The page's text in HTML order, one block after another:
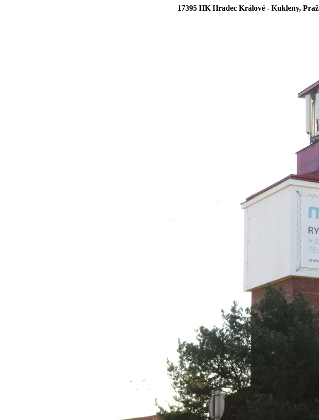
17395 HK Hradec Králové - Kukleny,